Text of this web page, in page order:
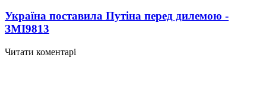
Україна поставила Путіна перед дилемою -
ЗМІ9813
Читати коментарі